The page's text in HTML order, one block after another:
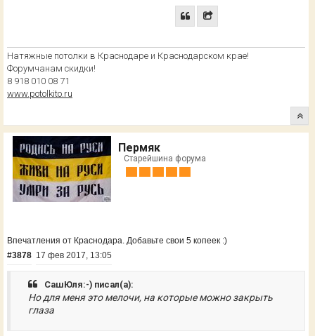
Натяжные потолки в Краснодаре и Краснодарском крае!
Форумчанам скидки!
8 918 010 08 71
www.potolkito.ru
Пермяк
Старейшина форума
Впечатления от Краснодара. Добавьте свои 5 копеек :)
#3878 17 фев 2017, 13:05
СашЮля:-) писал(а):
Но для меня это мелочи, на которые можно закрыть
глаза